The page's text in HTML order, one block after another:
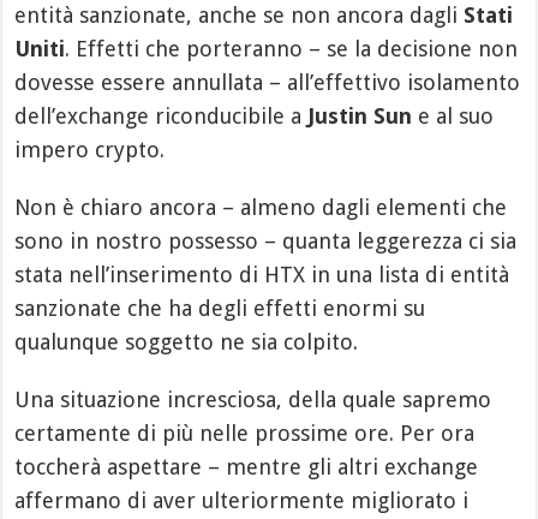
entità sanzionate, anche se non ancora dagli Stati
Uniti. Effetti che porteranno – se la decisione non
dovesse essere annullata – all’effettivo isolamento
dell’exchange riconducibile a Justin Sun e al suo
impero crypto.
Non è chiaro ancora – almeno dagli elementi che
sono in nostro possesso – quanta leggerezza ci sia
stata nell’inserimento di HTX in una lista di entità
sanzionate che ha degli effetti enormi su
qualunque soggetto ne sia colpito.
Una situazione incresciosa, della quale sapremo
certamente di più nelle prossime ore. Per ora
toccherà aspettare – mentre gli altri exchange
affermano di aver ulteriormente migliorato i